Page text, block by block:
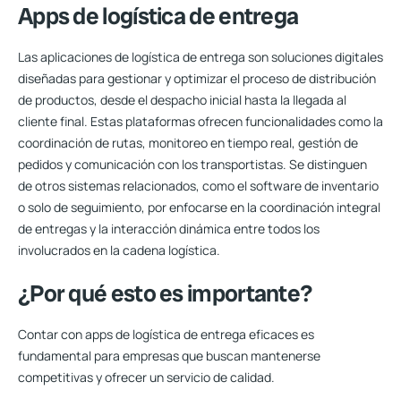
Apps de logística de entrega
Las aplicaciones de logística de entrega son soluciones digitales
diseñadas para gestionar y optimizar el proceso de distribución
de productos, desde el despacho inicial hasta la llegada al
cliente final. Estas plataformas ofrecen funcionalidades como la
coordinación de rutas, monitoreo en tiempo real, gestión de
pedidos y comunicación con los transportistas. Se distinguen
de otros sistemas relacionados, como el software de inventario
o solo de seguimiento, por enfocarse en la coordinación integral
de entregas y la interacción dinámica entre todos los
involucrados en la cadena logística.
¿Por qué esto es importante?
Contar con apps de logística de entrega eficaces es
fundamental para empresas que buscan mantenerse
competitivas y ofrecer un servicio de calidad.